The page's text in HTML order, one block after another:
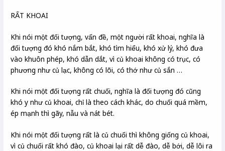
RẤT KHOAI
Khi nói một đối tượng, vấn đề, một người rất khoai, nghĩa là
đối tượng đó khó nắm bắt, khó tìm hiểu, khó xử lý, khó đưa
vào khuôn phép, khó dẫn dắt, vì củ khoai không có trục, có
phương như củ lạc, không có lõi, có thớ như củ sắn …
Khi nói một đối tượng rất chuối, nghĩa là đối tượng đó cũng
khó y như củ khoai, chỉ là theo cách khác, do chuối quá mềm,
ép mạnh thì gãy, nẫu và nát bét.
Khi nói một đối tượng rất là củ chuối thì không giống củ khoai,
vì củ chuối rất khó đào, củ khoai lại rất dễ đào, dễ bới, dễ lôi ra